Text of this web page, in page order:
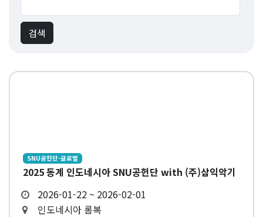
SNU공헌단-글로벌
2025 동계 인도네시아 SNU공헌단 with (주)삼익악기
2026-01-22 ~ 2026-02-01
인도네시아 롬복